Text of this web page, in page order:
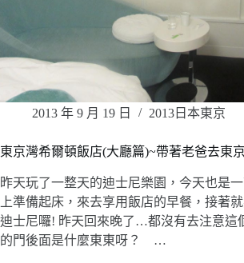
2013 年 9 月 19 日 2013日本東京
東京灣希爾頓飯店(大廳篇)~帶著老爸去東
昨天玩了一整天的迪士尼樂園，今天也是
上準備起床，來去享用飯店的早餐，接著
迪士尼囉! 昨天回來晚了…都沒有去注意這
的門後面是什麼東東呀？ …